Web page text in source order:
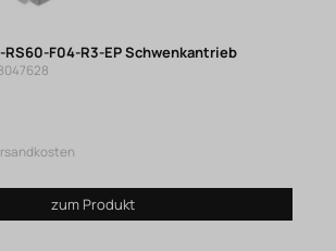
RS60-F04-R3-EP Schwenkantrieb
zum Produkt